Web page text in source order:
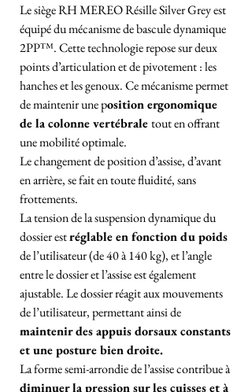
Le siège RH MEREO Résille Silver Grey est
équipé du mécanisme de bascule dynamique
2PP™. Cette technologie repose sur deux
points d’articulation et de pivotement : les
hanches et les genoux. Ce mécanisme permet
de maintenir une position ergonomique
de la colonne vertébraletout en offrant
une mobilité optimale.
Le changement de position d’assise, d’avant
en arrière, se fait en toute fluidité, sans
frottements.
La tension de la suspension dynamique du
dossier estréglable en fonction du poids
de l’utilisateur (de 40 à 140 kg), et l’angle
entre le dossier et l’assise est également
ajustable. Le dossier réagit aux mouvements
de l’utilisateur, permettant ainsi de
maintenir des appuis dorsaux constants
et une posture bien droite.
La forme semi-arrondie de l’assise contribue à
diminuer la pression sur les cuisses et à